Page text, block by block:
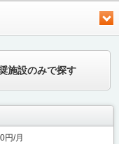
施設のみで探す
円/月